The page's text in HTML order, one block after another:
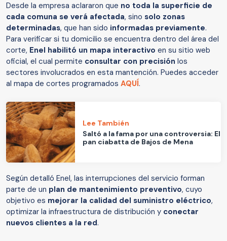
Desde la empresa aclararon que no toda la superficie de
cada comuna se verá afectada, sino solo zonas
determinadas, que han sido informadas previamente.
Para verificar si tu domicilio se encuentra dentro del área del
corte, Enel habilitó un mapa interactivo en su sitio web
oficial, el cual permite consultar con precisión los
sectores involucrados en esta mantención. Puedes acceder
al mapa de cortes programados AQUÍ.
Lee También
Saltó a la fama por una controversia: El
pan ciabatta de Bajos de Mena
Según detalló Enel, las interrupciones del servicio forman
parte de un plan de mantenimiento preventivo, cuyo
objetivo es mejorar la calidad del suministro eléctrico,
optimizar la infraestructura de distribución y conectar
nuevos clientes a la red.